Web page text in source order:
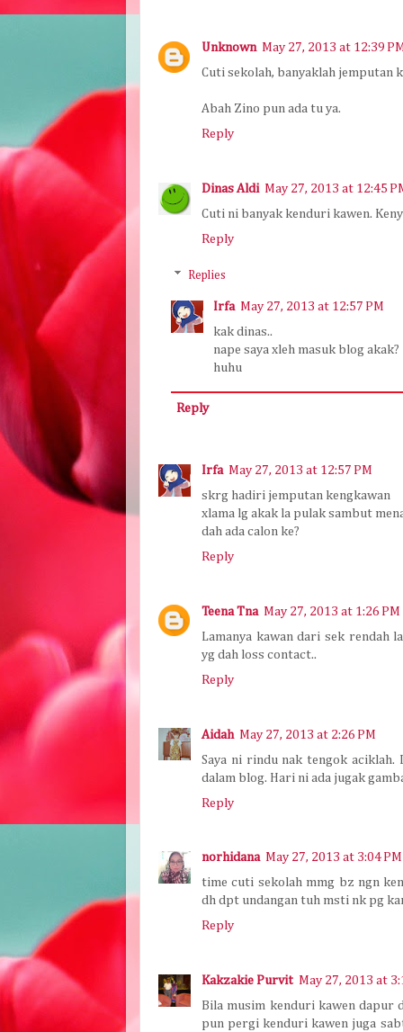
Unknown May 27, 2013 at 12:39
Cuti sekolah, banyaklah jemputan
Abah Zino pun ada tu ya.
Reply
Dinas Aldi May 27, 2013 at 12:45
Cuti ni banyak kenduri kawen.
Reply
Replies
Irfa May 27, 2013 at 12:57 PM
kak dinas..
nape saya xleh masuk blog akak?
huhu
Reply
Irfa May 27, 2013 at 12:57 PM
skrg hadiri jemputan kengkawan
xlama lg akak la pulak sambut
dah ada calon ke?
Reply
Teena Tna May 27, 2013 at 1:26 PM
Lamanya kawan dari sek rendah
yg dah loss contact..
Reply
Aidah May 27, 2013 at 2:26 PM
Saya ni rindu nak tengok aciklah.
dalam blog. Hari ni ada jugak
Reply
norhidana May 27, 2013 at 3:04 PM
time cuti sekolah mmg bz ngn
dh dpt undangan tuh msti nk pg
Reply
Kakzakie Purvit May 27, 2013 at
Bila musim kenduri kawen dapur
pun pergi kenduri kawen juga